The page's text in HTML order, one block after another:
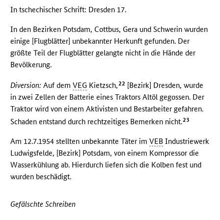
In tschechischer Schrift: Dresden 17.
In den Bezirken Potsdam, Cottbus, Gera und Schwerin wurden
einige [Flugblätter] unbekannter Herkunft gefunden. Der
größte Teil der Flugblätter gelangte nicht in die Hände der
Bevölkerung.
Diversion: Auf demVEG Kietzsch,22 [Bezirk] Dresden, wurde
in zwei Zellen der Batterie eines Traktors Altöl gegossen. Der
Traktor wird von einem Aktivisten und Bestarbeiter gefahren.
Schaden entstand durch rechtzeitiges Bemerken nicht.23
Am 12.7.1954 stellten unbekannte Täter imVEB Industriewerk
Ludwigsfelde, [Bezirk] Potsdam, von einem Kompressor die
Wasserkühlung ab. Hierdurch liefen sich die Kolben fest und
wurden beschädigt.
Gefälschte Schreiben